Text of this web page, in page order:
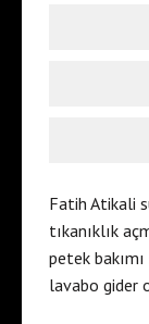
Fatih Atikali
tıkanıklık
petek
lavabo gider